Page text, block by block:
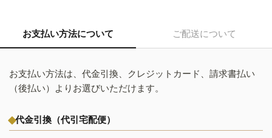
お支払い方法について ご配送について
お支払い方法は、代金引換、クレジットカード、請求書払い
（後払い）よりお選びいただけます。
代金引換（代引宅配便）